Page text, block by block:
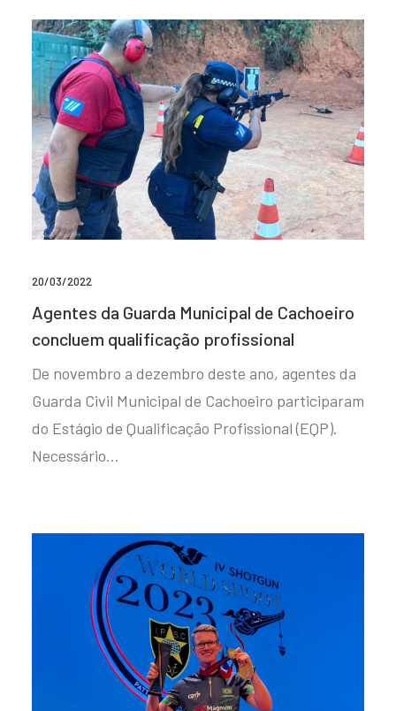
20/03/2022
Agentes da Guarda Municipal de Cachoeiro
concluem qualificação profissional
De novembro a dezembro deste ano, agentes da
Guarda Civil Municipal de Cachoeiro participaram
do Estágio de Qualificação Profissional (EQP).
Necessário…